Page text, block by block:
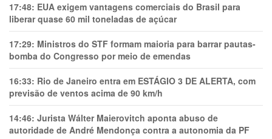
17:48: EUA exigem vantagens comerciais do Brasil para
liberar quase 60 mil toneladas de açúcar
17:29: Ministros do STF formam maioria para barrar pautas-
bomba do Congresso por meio de emendas
16:33: Rio de Janeiro entra em ESTÁGIO 3 DE ALERTA, com
previsão de ventos acima de 90 km/h
14:46: Jurista Wálter Maierovitch aponta abuso de
autoridade de André Mendonça contra a autonomia da PF